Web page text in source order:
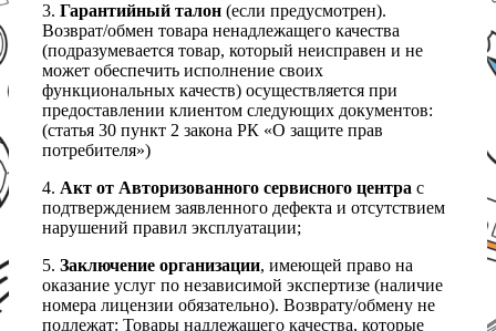
3. Гарантийный талон (если предусмотрен).
Возврат/обмен товара ненадлежащего качества
(подразумевается товар, который неисправен и не
может обеспечить исполнение своих
функциональных качеств) осуществляется при
предоставлении клиентом следующих документов:
(статья 30 пункт 2 закона РК «О защите прав
потребителя»)
4. Акт от Авторизованного сервисного центра с
подтверждением заявленного дефекта и отсутствием
нарушений правил эксплуатации;
5. Заключение организации, имеющей право на
оказание услуг по независимой экспертизе (наличие
номера лицензии обязательно). Возврату/обмену не
подлежат: Товары надлежащего качества, которые